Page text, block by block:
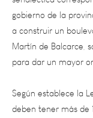
a construir un
Martín de
para dar un mayor
Según establece la
deben tener más
quedar por